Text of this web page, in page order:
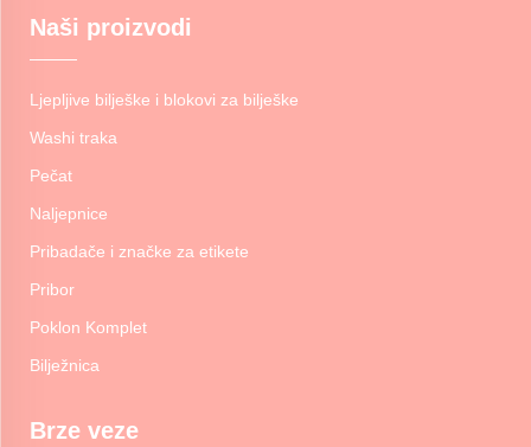
Naši proizvodi
Ljepljive bilješke i blokovi za bilješke
Washi traka
Pečat
Naljepnice
Pribadače i značke za etikete
Pribor
Poklon Komplet
Bilježnica
Brze veze